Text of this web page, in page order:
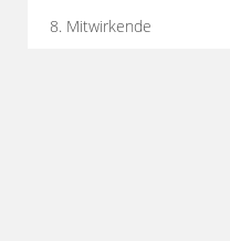
8. Mitwirkende